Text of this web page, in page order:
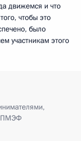
движемся и что
чтобы это
было
участникам этого
ПМЭФ